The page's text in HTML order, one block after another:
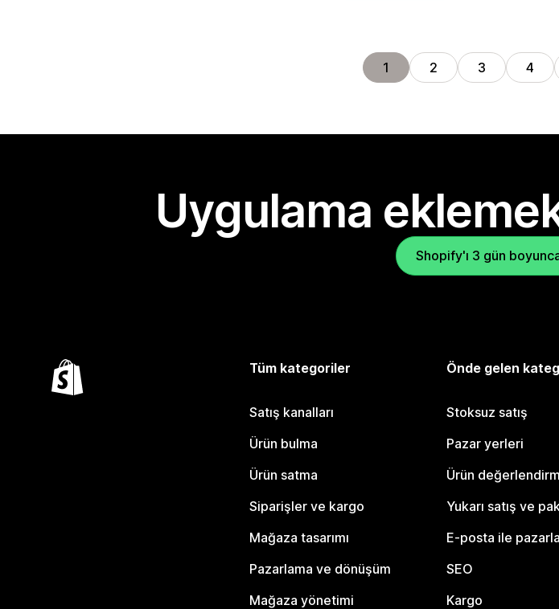
1 2 3 4
Uygulama
Shopify'ı 3 gün
Tüm kategoriler
Satış kanalları
Ürün bulma
Ürün satma
Siparişler ve kargo
Mağaza tasarımı
Pazarlama ve dönüşüm
Mağaza yönetimi
Önde gelen
Stoksuz satış
Pazar yerleri
Ürün
Yukarı satış ve
E-posta ile
SEO
Kargo